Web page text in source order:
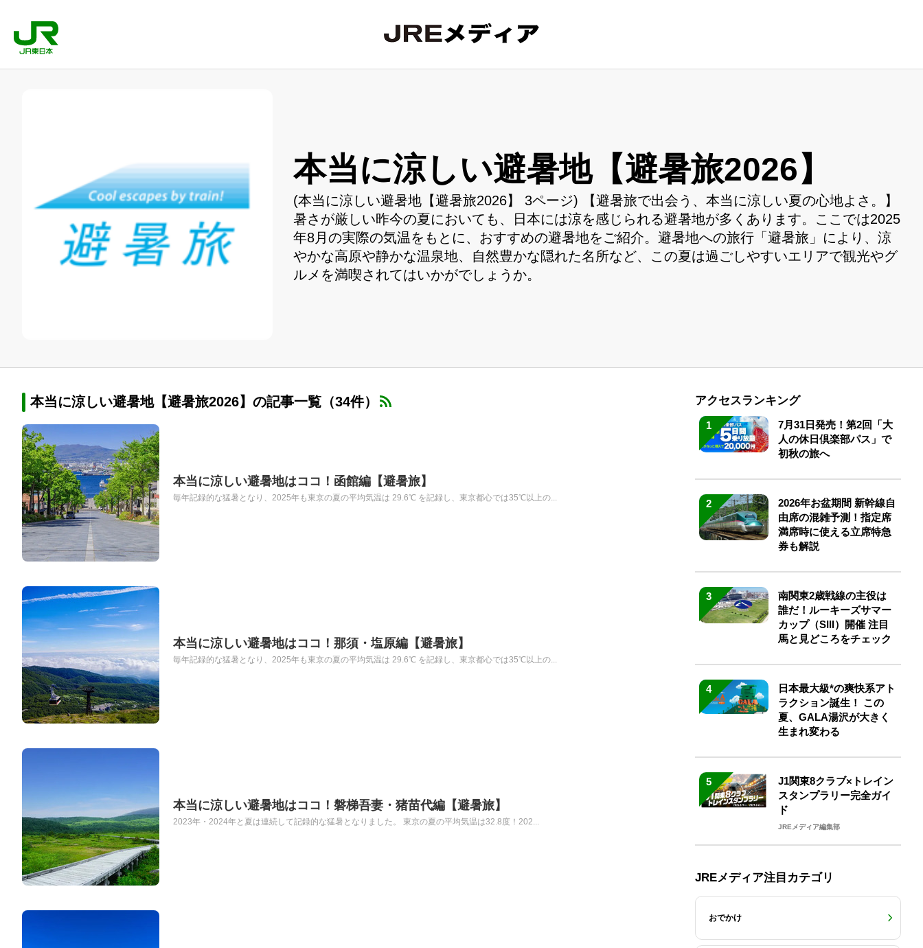
本当に涼しい避暑地【避暑旅2026】
(本当に涼しい避暑地【避暑旅2026】 3ページ) 【避暑旅で出会う、本当に涼しい夏の心地よさ。】
暑さが厳しい昨今の夏においても、日本には涼を感じられる避暑地が多くあります。ここでは2025
年8月の実際の気温をもとに、おすすめの避暑地をご紹介。避暑地への旅行「避暑旅」により、涼
やかな高原や静かな温泉地、自然豊かな隠れた名所など、この夏は過ごしやすいエリアで観光やグ
ルメを満喫されてはいかがでしょうか。
本当に涼しい避暑地【避暑旅2026】の記事一覧（34件）
本当に涼しい避暑地はココ！函館編【避暑旅】
毎年記録的な猛暑となり、2025年も東京の夏の平均気温は 29.6℃ を記録し、東京都心では35℃以上の...
本当に涼しい避暑地はココ！那須・塩原編【避暑旅】
毎年記録的な猛暑となり、2025年も東京の夏の平均気温は 29.6℃ を記録し、東京都心では35℃以上の...
本当に涼しい避暑地はココ！磐梯吾妻・猪苗代編【避暑旅】
2023年・2024年と夏は連続して記録的な猛暑となりました。 東京の夏の平均気温は32.8度！202...
アクセスランキング
1
7月31日発売！第2回「大
人の休日倶楽部パス」で
初秋の旅へ
2
2026年お盆期間 新幹線自
由席の混雑予測！指定席
満席時に使える立席特急
券も解説
3
南関東2歳戦線の主役は
誰だ！ルーキーズサマー
カップ（SIII）開催 注目
馬と見どころをチェック
4
日本最大級*の爽快系アト
ラクション誕生！ この
夏、GALA湯沢が大きく
生まれ変わる
5
J1関東8クラブ×トレイン
スタンプラリー完全ガイ
ド
JREメディア編集部
JREメディア注目カテゴリ
おでかけ